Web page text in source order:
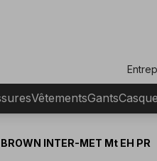
VêtementsGants
INTER-MET Mt EH PR